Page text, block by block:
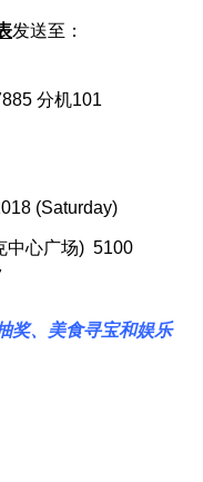
发送至：
分机101
(Saturday)
中心广场) 5100
奖、 美食寻宝和娱乐